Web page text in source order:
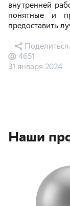
внутренней
понятные и
предоставить
31 января 2024
4651
Поделиться
Наши